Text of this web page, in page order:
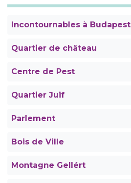
Incontournables à Budapest
Quartier de château
Centre de Pest
Quartier Juif
Parlement
Bois de Ville
Montagne Gellért